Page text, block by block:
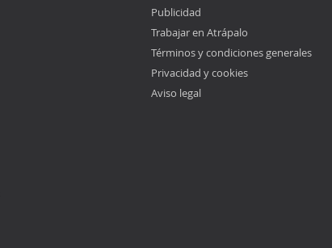
Publicidad
Trabajar en Atrápalo
Términos y condiciones generales
Privacidad y cookies
Aviso legal